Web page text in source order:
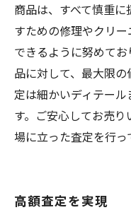
商品は、すべて慎重
すための修理やクリ
できるように努めて
品に対して、最大限
定は細かいディテー
す。ご安心してお売
場に立った査定を行っ
高額査定を実現